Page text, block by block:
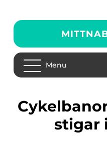
Menu
Cykelbanor mer än bara
stigar